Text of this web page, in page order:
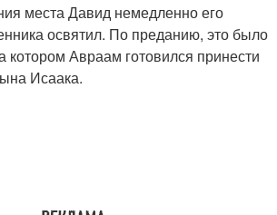
места Давид немедленно его
освятил. По преданию, это было
котором Авраам готовился принести
Исаака.